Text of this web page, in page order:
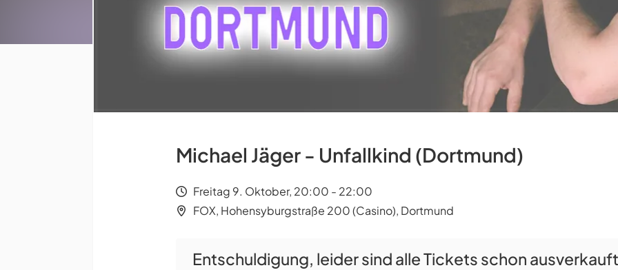
Michael Jäger - Unfallkind (Dortmund)
Freitag 9. Oktober, 20:00 - 22:00
FOX, Hohensyburgstraße 200 (Casino), Dortmund
Entschuldigung, leider sind alle Tickets schon ausverkauft